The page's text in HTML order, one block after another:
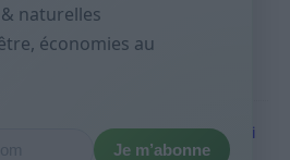
: méthode rapide pour
salaire dès le jour de paie
par jour est-ce utile et quoi
naturelles
économies au
Je m’abonne